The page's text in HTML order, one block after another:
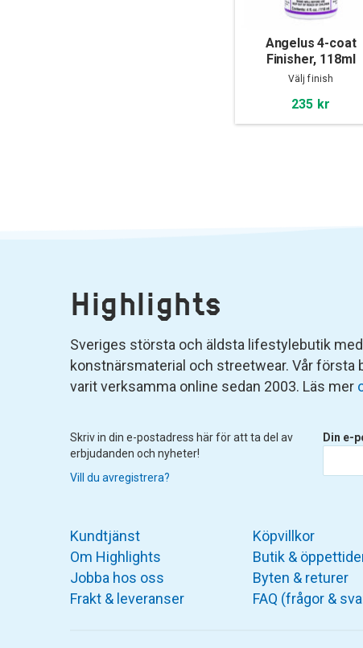
Angelus 4-coat
Finisher, 118ml
Välj finish
235 kr
Highlights
Sveriges största och äldsta lifestylebutik
konstnärsmaterial och streetwear. Vår första
varit verksamma online sedan 2003. Läs mer
Skriv in din e-postadress här för att ta del av
erbjudanden och nyheter!
Vill du avregistrera?
Din e-
Kundtjänst
Om Highlights
Jobba hos oss
Frakt & leveranser
Köpvillkor
Butik &
Byten & returer
FAQ (frågor &